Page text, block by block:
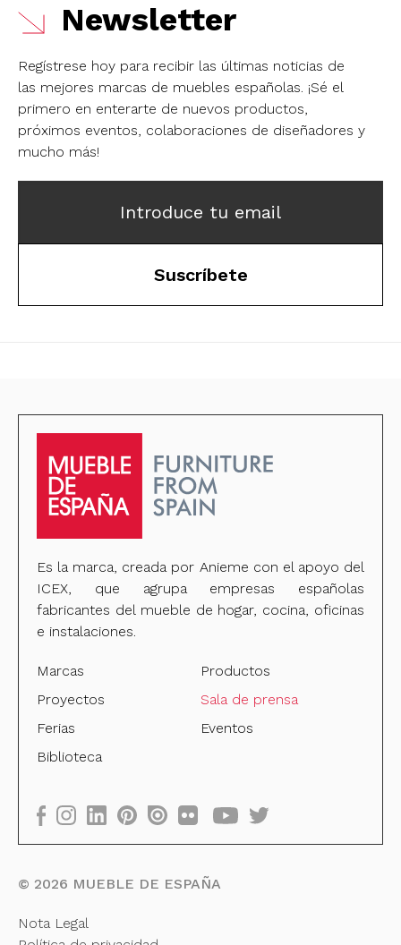
Newsletter
Regístrese hoy para recibir las últimas noticias de
las mejores marcas de muebles españolas. ¡Sé el
primero en enterarte de nuevos productos,
próximos eventos, colaboraciones de diseñadores y
mucho más!
Introduce tu email
Suscríbete
Es la marca, creada por Anieme con el apoyo del
ICEX, que agrupa empresas españolas
fabricantes del mueble de hogar, cocina, oficinas
e instalaciones.
Marcas
Productos
Proyectos
Sala de prensa
Ferias
Eventos
Biblioteca
© 2026 MUEBLE DE ESPAÑA
Nota Legal